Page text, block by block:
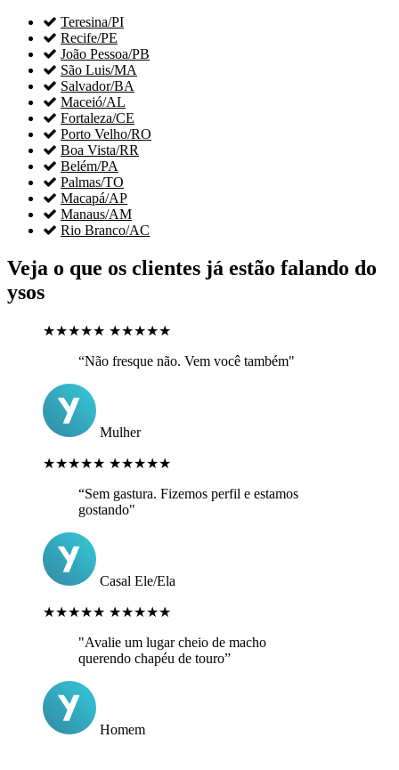
 Teresina/PI
 Recife/PE
 João Pessoa/PB
 São Luis/MA
 Salvador/BA
 Maceió/AL
 Fortaleza/CE
 Porto Velho/RO
 Boa Vista/RR
 Belém/PA
 Palmas/TO
 Macapá/AP
 Manaus/AM
 Rio Branco/AC
Veja o que os clientes já estão falando do
ysos
★★★★★ ★★★★★
“Não fresque não. Vem você também"
Mulher
★★★★★ ★★★★★
“Sem gastura. Fizemos perfil e estamos
gostando"
Casal Ele/Ela
★★★★★ ★★★★★
"Avalie um lugar cheio de macho
querendo chapéu de touro”
Homem